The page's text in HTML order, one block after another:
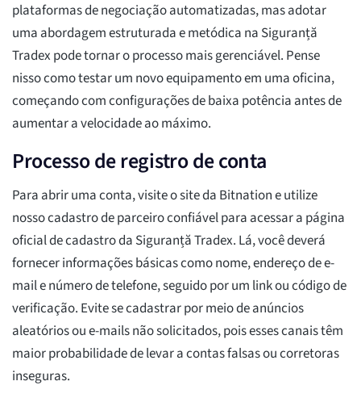
plataformas de negociação automatizadas, mas adotar
uma abordagem estruturada e metódica na Siguranță
Tradex pode tornar o processo mais gerenciável. Pense
nisso como testar um novo equipamento em uma oficina,
começando com configurações de baixa potência antes de
aumentar a velocidade ao máximo.
Processo de registro de conta
Para abrir uma conta, visite o site da Bitnation e utilize
nosso cadastro de parceiro confiável para acessar a página
oficial de cadastro da Siguranță Tradex. Lá, você deverá
fornecer informações básicas como nome, endereço de e-
mail e número de telefone, seguido por um link ou código de
verificação. Evite se cadastrar por meio de anúncios
aleatórios ou e-mails não solicitados, pois esses canais têm
maior probabilidade de levar a contas falsas ou corretoras
inseguras.